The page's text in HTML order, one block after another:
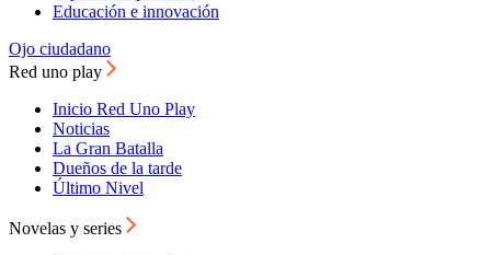
Educación e innovación
Ojo ciudadano
Red uno play
Inicio Red Uno Play
Noticias
La Gran Batalla
Dueños de la tarde
Último Nivel
Novelas y series